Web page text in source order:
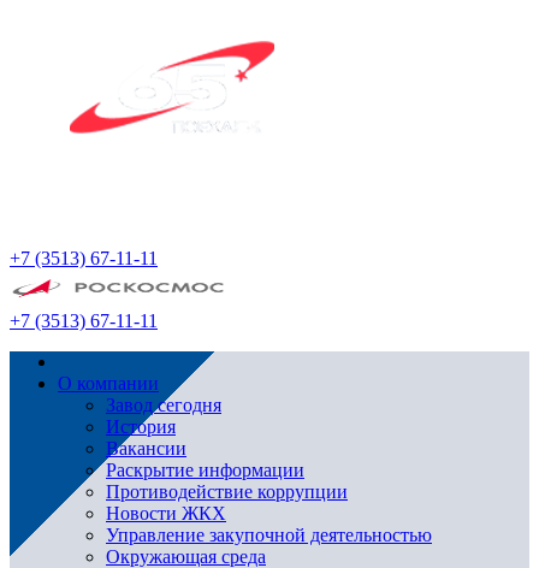
+7 (3513) 67-11-11
+7 (3513) 67-11-11
О компании
Завод сегодня
История
Вакансии
Раскрытие информации
Противодействие коррупции
Новости ЖКХ
Управление закупочной деятельностью
Окружающая среда